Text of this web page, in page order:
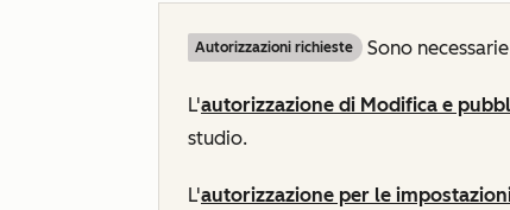
Autorizzazioni richieste Sono
L'autorizzazione di Modifica e
studio.
L'autorizzazione per le